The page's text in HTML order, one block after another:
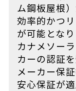
ム鋼板屋根
効率的かつ
が可能となり
カナメソー
カーの認証
メーカー保
安心保証が適